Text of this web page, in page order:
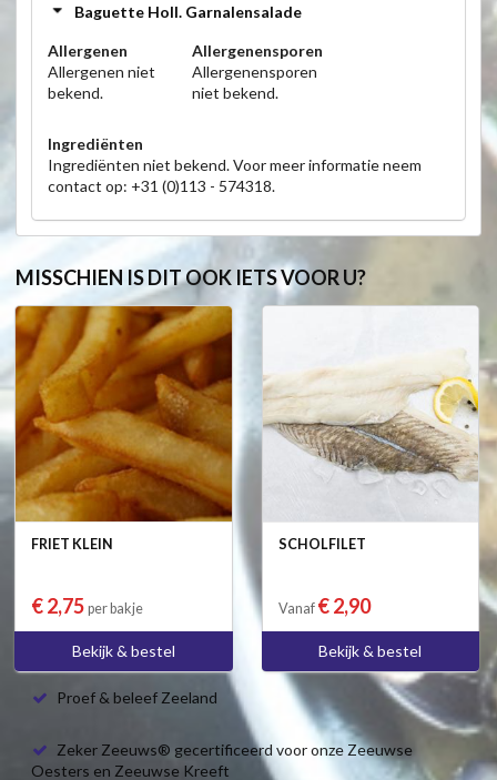
Baguette Holl. Garnalensalade
Allergenen
Allergenen niet
bekend.
Allergenensporen
Allergenensporen
niet bekend.
Ingrediënten
Ingrediënten niet bekend. Voor meer informatie neem
contact op: +31 (0)113 - 574318.
MISSCHIEN IS DIT OOK IETS VOOR U?
FRIET KLEIN
€ 2,75 per bakje
Bekijk & bestel
SCHOLFILET
Vanaf € 2,90
Bekijk & bestel
Proef & beleef Zeeland
Zeker Zeeuws® gecertificeerd voor onze Zeeuwse
Oesters en Zeeuwse Kreeft